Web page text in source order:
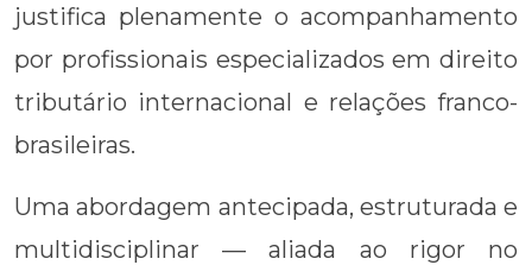
justifica plenamente o acompanhamento
por profissionais especializados em direito
tributário internacional e relações franco-
brasileiras.
Uma abordagem antecipada, estruturada e
multidisciplinar — aliada ao rigor no